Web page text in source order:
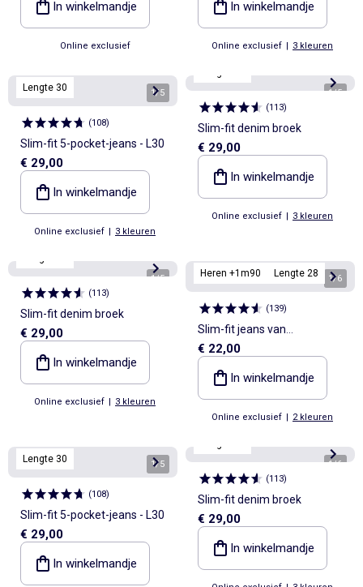
In winkelmandje
Online exclusief
In winkelmandje
Online exclusief | 3 kleuren
Lengte 30 1/5
(108)
Slim-fit 5-pocket-jeans - L30
€ 29,00
In winkelmandje
Online exclusief | 3 kleuren
1/5
(113)
Slim-fit denim broek
€ 29,00
In winkelmandje
Online exclusief | 3 kleuren
1/5
(113)
Slim-fit denim broek
€ 29,00
In winkelmandje
Online exclusief | 3 kleuren
Heren +1m90 Lengte 28 1/6
(139)
Slim-fit jeans van
stretchkatoen - L38
€ 22,00
In winkelmandje
Online exclusief | 2 kleuren
Lengte 30 1/5
(108)
Slim-fit 5-pocket-jeans - L30
€ 29,00
In winkelmandje
1/6
(113)
Slim-fit denim broek
€ 29,00
In winkelmandje